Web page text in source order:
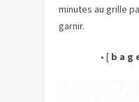
minutes au grille
garnir.
• [ b a g